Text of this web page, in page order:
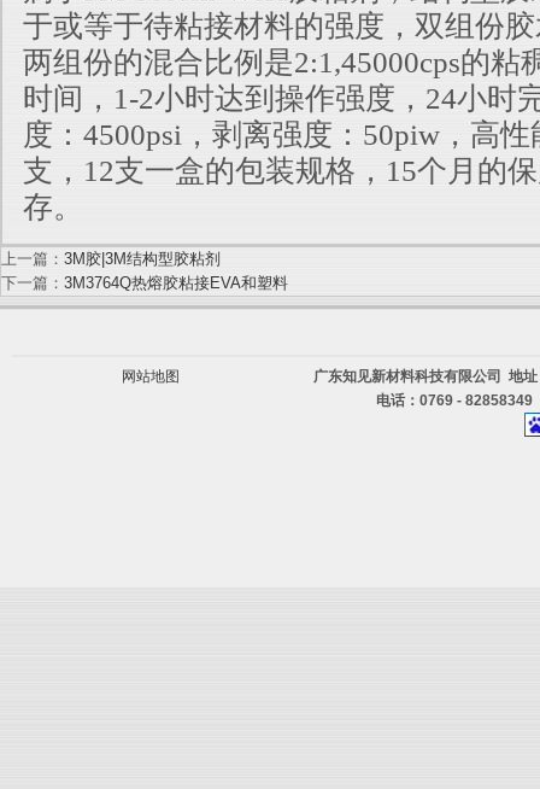
于或等于待粘接材料的强度，双组份
两组份的混合比例是2:1,45000cps的粘
时间，1-2小时达到操作强度，24小时
度：4500psi，剥离强度：50piw，高
支，12支一盒的包装规格，15个月的
存。
上一篇： 3M胶|3M结构型胶粘剂
下一篇： 3M3764Q热熔胶粘接EVA和塑料
网站地图
广东知见新材料科技有限公司 地
电话：0769 -